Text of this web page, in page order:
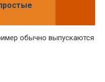
обычно выпускаются